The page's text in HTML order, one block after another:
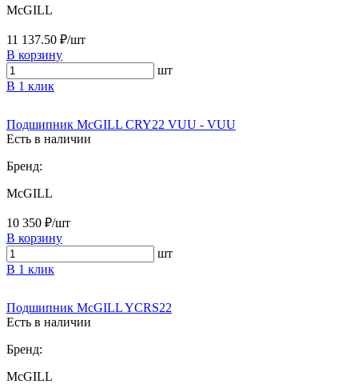
McGILL
11 137.50 ₽/шт
В корзину
шт
В 1 клик
Подшипник McGILL CRY22 VUU - VUU
Есть в наличии
Бренд:
McGILL
10 350 ₽/шт
В корзину
шт
В 1 клик
Подшипник McGILL YCRS22
Есть в наличии
Бренд:
McGILL